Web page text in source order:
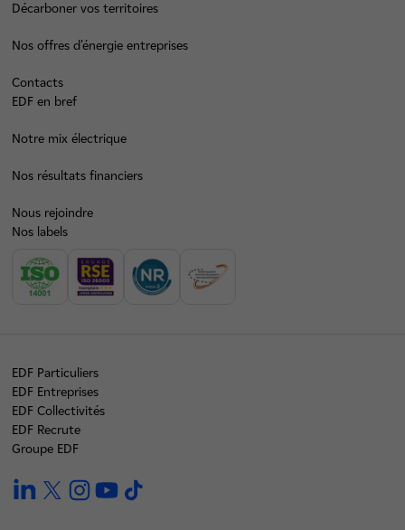
Décarboner vos territoires
Nos offres d’énergie entreprises
Contacts
EDF en bref
Notre mix électrique
Nos résultats financiers
Nous rejoindre
Nos labels
EDF Particuliers
EDF Entreprises
EDF Collectivités
EDF Recrute
Groupe EDF
linkedintwitterinstagramyoutube